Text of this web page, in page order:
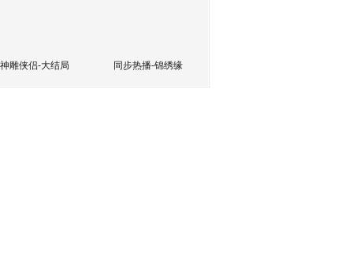
神雕侠侣-大结局 同步热播-锦绣缘